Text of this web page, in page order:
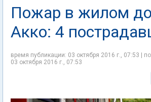
Пожар в жилом
Акко: 4
время публикации: 03 октября 2016 г., 07:53 |
03 октября 2016 г., 07:53